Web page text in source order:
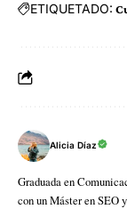
ETIQUETADO:
Alicia Díaz
Graduada en
con un Máster en SEO